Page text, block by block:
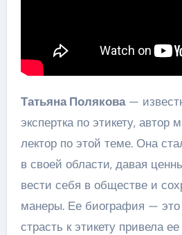
Татьяна Полякова—
экспертка по этикету, автор
лектор по этой теме. Она
в своей области, давая
вести себя в обществе и
манеры. Ее биография — это
страсть к этикету привела